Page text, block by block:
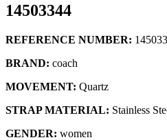
14503344
REFERENCE NUMBER:
BRAND: coach
MOVEMENT: Quartz
STRAP MATERIAL: Stainless
GENDER: women